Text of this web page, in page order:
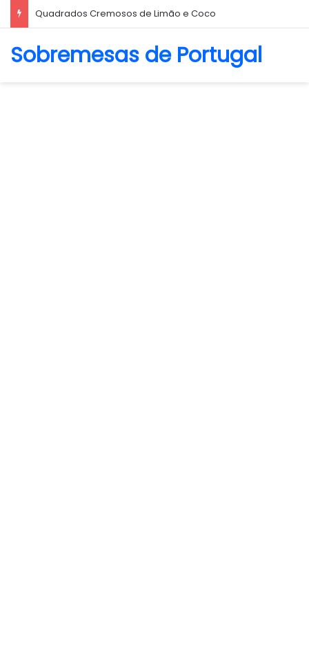
Biscoito Amanteigado
Sobremesas de Portugal